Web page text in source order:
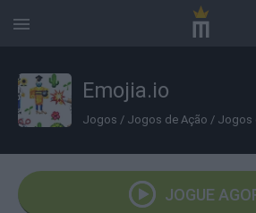
Emojia.io
Jogos / Jogos de Ação / Jogos
JOGUE